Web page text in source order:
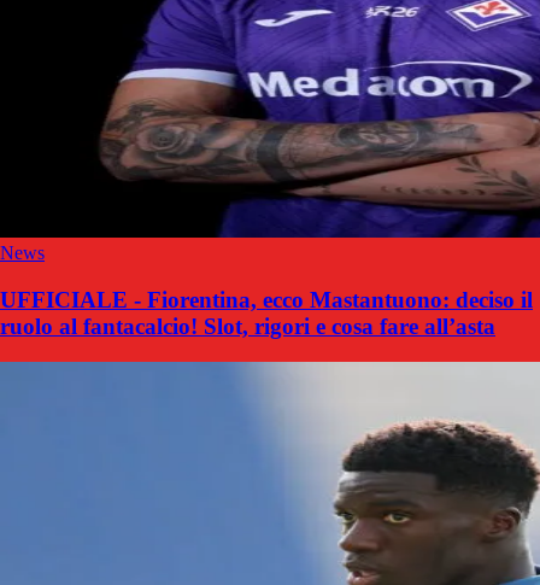
News
UFFICIALE - Fiorentina, ecco Mastantuono: deciso il
ruolo al fantacalcio! Slot, rigori e cosa fare all’asta